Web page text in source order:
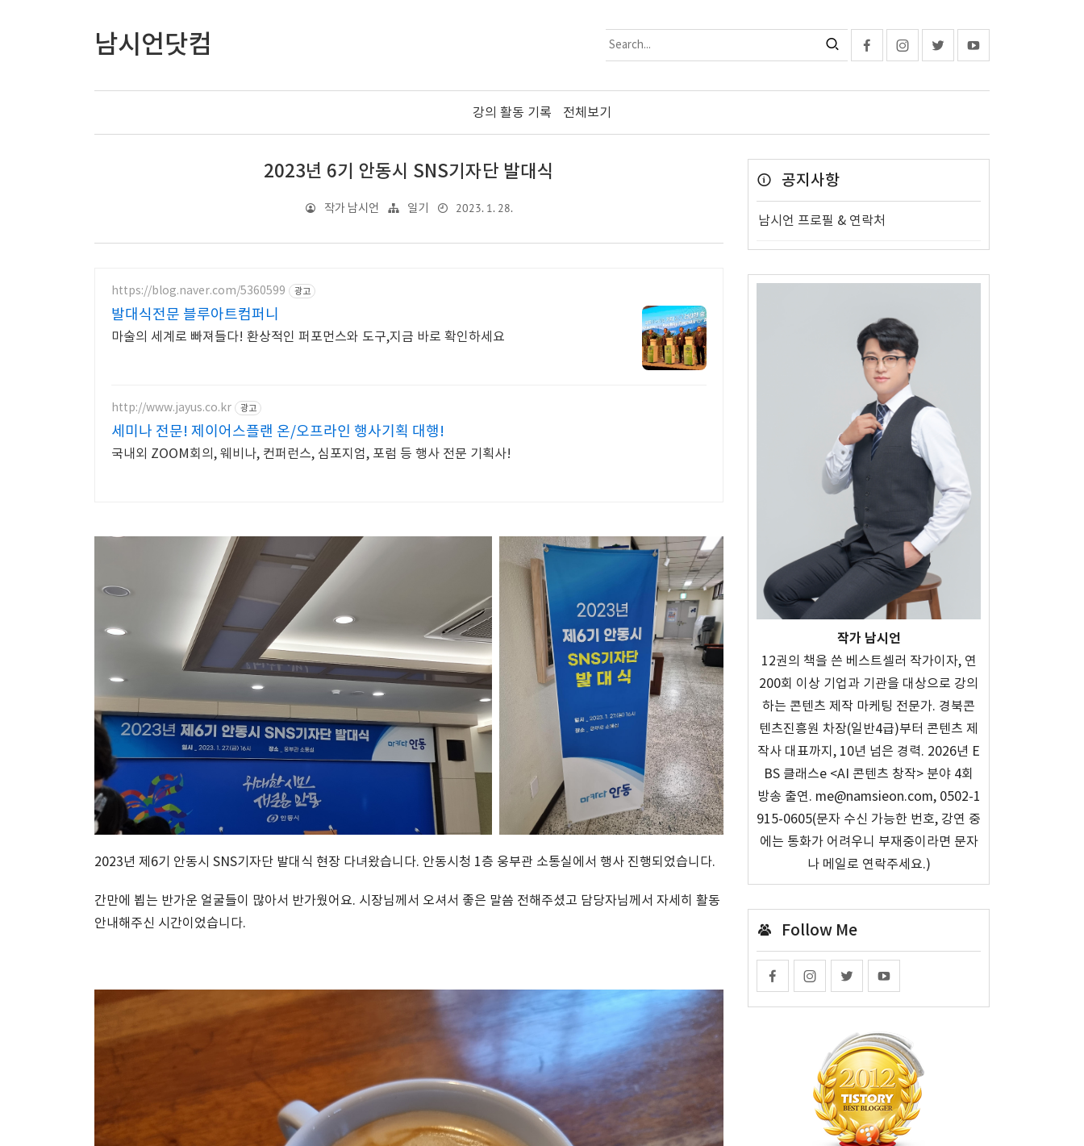
남시언닷컴
강의 활동 기록 전체보기
2023년 6기 안동시 SNS기자단 발대식
작가 남시언 일기 2023. 1. 28.
https://blog.naver.com/5360599 광고
발대식전문 블루아트컴퍼니
마술의 세계로 빠져들다! 환상적인 퍼포먼스와 도구,지금 바로 확인하세요
http://www.jayus.co.kr 광고
세미나 전문! 제이어스플랜 온/오프라인 행사기획 대행!
국내외 ZOOM회의, 웨비나, 컨퍼런스, 심포지엄, 포럼 등 행사 전문 기획사!
2023년 제6기 안동시 SNS기자단 발대식 현장 다녀왔습니다. 안동시청 1층 웅부관 소통실에서 행사 진행되었습니다.
간만에 뵙는 반가운 얼굴들이 많아서 반가웠어요. 시장님께서 오셔서 좋은 말씀 전해주셨고 담당자님께서 자세히 활동
안내해주신 시간이었습니다.
공지사항
남시언 프로필 & 연락처
작가 남시언
12권의 책을 쓴 베스트셀러 작가이자, 연
200회 이상 기업과 기관을 대상으로 강의
하는 콘텐츠 제작 마케팅 전문가. 경북콘
텐츠진흥원 차장(일반4급)부터 콘텐츠 제
작사 대표까지, 10년 넘은 경력. 2026년 E
BS 클래스e <AI 콘텐츠 창작> 분야 4회
방송 출연. me@namsieon.com, 0502-1
915-0605(문자 수신 가능한 번호, 강연 중
에는 통화가 어려우니 부재중이라면 문자
나 메일로 연락주세요.)
Follow Me